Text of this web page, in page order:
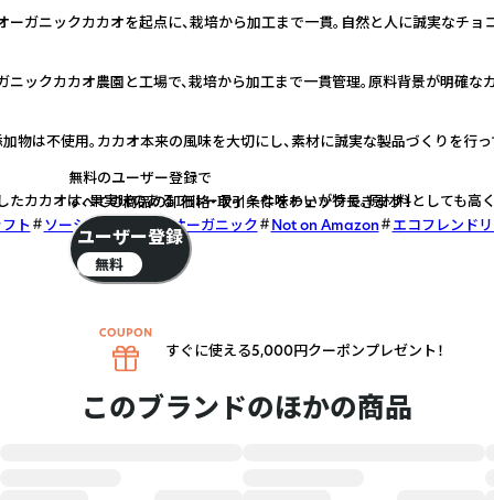
ガニックカカオを起点に、栽培から加工まで一貫。自然と人に誠実なチョ
ックカカオ農園と工場で、栽培から加工まで一貫管理。原料背景が明確な
物は不使用。カカオ本来の風味を大切にし、素材に誠実な製品づくりを行っ
カカオは、果実味のあるフルーティーな味わいが特長。原材料としても高
ト
ソーシャルグッド オーガニック Not on Amazon エコフレンド
このブランドのほかの商品
無料のユーザー登録で
すべての商品の卸価格・取引条件をチェックできます！
ユーザー登録
無料
すぐに使える5,000円クーポンプレゼント！